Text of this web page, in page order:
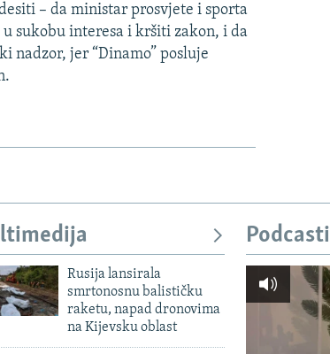
– da ministar prosvjete i sporta
sukobu interesa i kršiti zakon, i da
nadzor, jer “Dinamo” posluje
Rusija lansirala
smrtonosnu balističku
raketu, napad dronovima
na Kijevsku oblast
Podcasti